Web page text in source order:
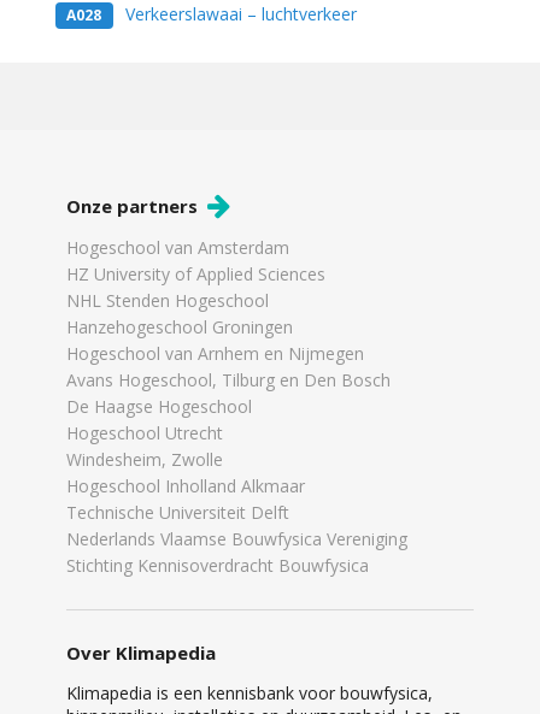
A028 Verkeerslawaai – luchtverkeer
Onze partners
Hogeschool van Amsterdam
HZ University of Applied Sciences
NHL Stenden Hogeschool
Hanzehogeschool Groningen
Hogeschool van Arnhem en Nijmegen
Avans Hogeschool, Tilburg en Den Bosch
De Haagse Hogeschool
Hogeschool Utrecht
Windesheim, Zwolle
Hogeschool Inholland Alkmaar
Technische Universiteit Delft
Nederlands Vlaamse Bouwfysica Vereniging
Stichting Kennisoverdracht Bouwfysica
Over Klimapedia
Klimapedia is een kennisbank voor bouwfysica,